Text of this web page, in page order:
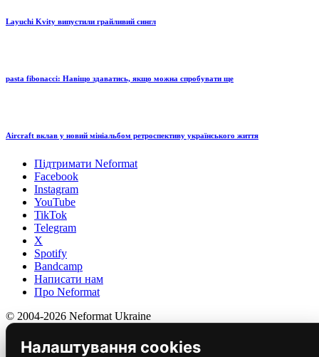
Layuchi Kvity випустили грайливий сингл
pasta fibonacci: Навіщо здаватись, якщо можна спробувати ще
Aircraft вклав у новий мініальбом ретроспективу українського життя
Підтримати Neformat
Facebook
Instagram
YouTube
TikTok
Telegram
X
Spotify
Bandcamp
Написати нам
Про Neformat
© 2004-2026 Neformat Ukraine
Налаштування cookies